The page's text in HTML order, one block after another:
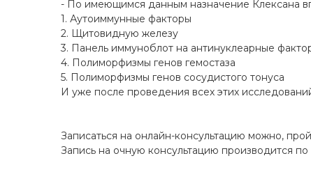
- По имеющимся данным назначение Клексана
1. Аутоиммунные факторы
2. Щитовидную железу
3. Панель иммуноблот на антинуклеарные
4. Полиморфизмы генов гемостаза
5. Полиморфизмы генов сосудистого тонуса
И уже после проведения всех этих
Записаться на онлайн-консультацию можно,
Запись на очную консультацию производится